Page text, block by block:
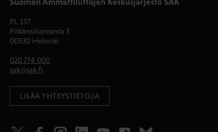
Suomen Ammattiliittojen Keskusjärjestö SAK
PL 157
Pitkänsillanranta 3
00530 Helsinki
020 774 000
sak@sak.fi
LISÄÄ YHTEYSTIETOJA